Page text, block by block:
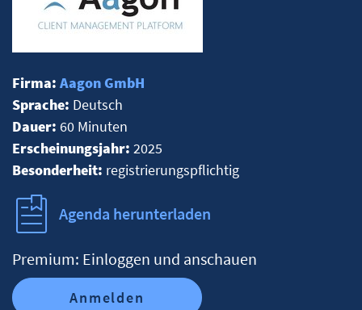
Firma: Aagon GmbH
Sprache: Deutsch
Dauer: 60 Minuten
Erscheinungsjahr: 2025
Besonderheit: registrierungspflichtig
Agenda herunterladen
Premium: Einloggen und anschauen
Anmelden